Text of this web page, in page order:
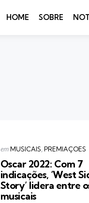
HOME SOBRE
Categorias
Postado
em MUSICAIS PREMIAÇOES
Oscar 2022: Com 7
indicações, ‘West
Story’ lidera entre
musicais